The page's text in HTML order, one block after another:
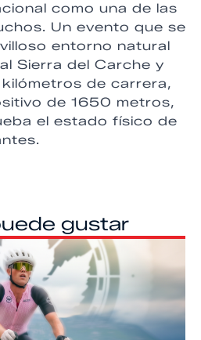
como una de las
Un evento que se
entorno natural
Sierra del Carche y
de carrera,
de 1650 metros,
el estado físico de
gustar